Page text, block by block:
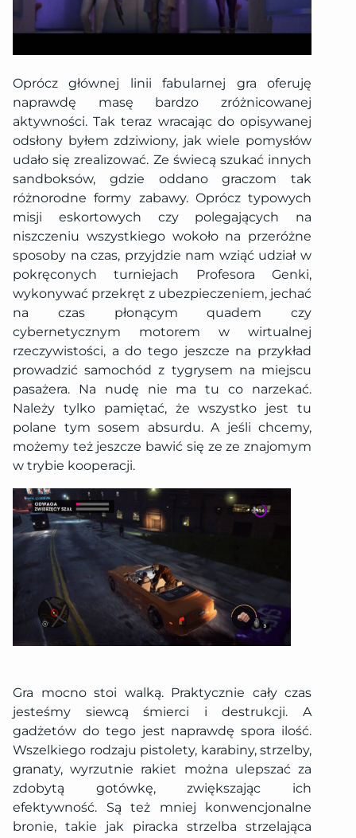
Oprócz głównej linii fabularnej gra oferuję
naprawdę masę bardzo zróżnicowanej
aktywności. Tak teraz wracając do opisywanej
odsłony byłem zdziwiony, jak wiele pomysłów
udało się zrealizować. Ze świecą szukać innych
sandboksów, gdzie oddano graczom tak
różnorodne formy zabawy. Oprócz typowych
misji eskortowych czy polegających na
niszczeniu wszystkiego wokoło na przeróżne
sposoby na czas, przyjdzie nam wziąć udział w
pokręconych turniejach Profesora Genki,
wykonywać przekręt z ubezpieczeniem, jechać
na czas płonącym quadem czy
cybernetycznym motorem w wirtualnej
rzeczywistości, a do tego jeszcze na przykład
prowadzić samochód z tygrysem na miejscu
pasażera. Na nudę nie ma tu co narzekać.
Należy tylko pamiętać, że wszystko jest tu
polane tym sosem absurdu. A jeśli chcemy,
możemy też jeszcze bawić się ze ze znajomym
w trybie kooperacji.
Gra mocno stoi walką. Praktycznie cały czas
jesteśmy siewcą śmierci i destrukcji. A
gadżetów do tego jest naprawdę spora ilość.
Wszelkiego rodzaju pistolety, karabiny, strzelby,
granaty, wyrzutnie rakiet można ulepszać za
zdobytą gotówkę, zwiększając ich
efektywność. Są też mniej konwencjonalne
bronie, takie jak piracka strzelba strzelająca